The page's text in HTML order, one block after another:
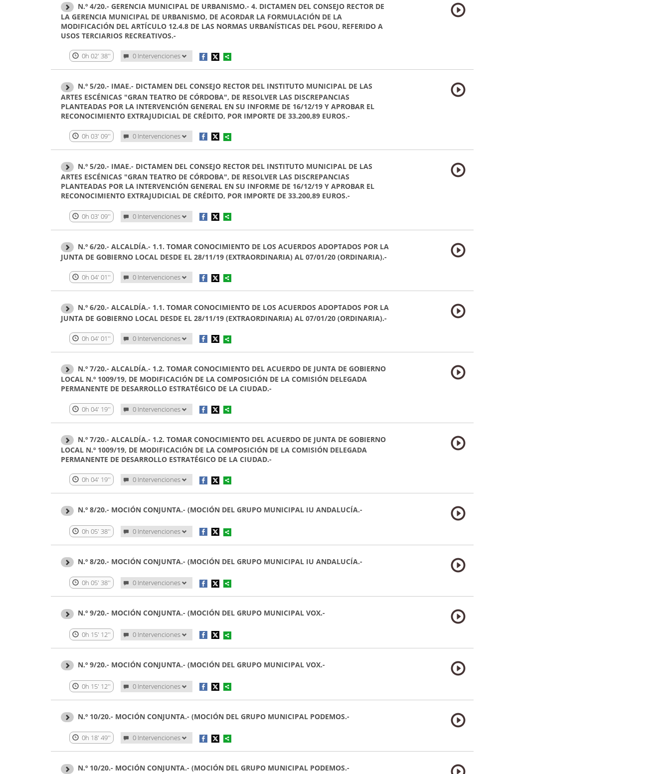
N.º 4/20.- GERENCIA MUNICIPAL DE URBANISMO.- 4. DICTAMEN DEL CONSEJO RECTOR DE
LA GERENCIA MUNICIPAL DE URBANISMO, DE ACORDAR LA FORMULACIÓN DE LA
MODIFICACIÓN DEL ARTÍCULO 12.4.8 DE LAS NORMAS URBANÍSTICAS DEL PGOU, REFERIDO A
USOS TERCIARIOS RECREATIVOS.-
0h 02' 38'' 0 Intervenciones
N.º 5/20.- IMAE.- DICTAMEN DEL CONSEJO RECTOR DEL INSTITUTO MUNICIPAL DE LAS
ARTES ESCÉNICAS "GRAN TEATRO DE CÓRDOBA", DE RESOLVER LAS DISCREPANCIAS
PLANTEADAS POR LA INTERVENCIÓN GENERAL EN SU INFORME DE 16/12/19 Y APROBAR EL
RECONOCIMIENTO EXTRAJUDICIAL DE CRÉDITO, POR IMPORTE DE 33.200,89 EUROS.-
0h 03' 09'' 0 Intervenciones
N.º 5/20.- IMAE.- DICTAMEN DEL CONSEJO RECTOR DEL INSTITUTO MUNICIPAL DE LAS
ARTES ESCÉNICAS "GRAN TEATRO DE CÓRDOBA", DE RESOLVER LAS DISCREPANCIAS
PLANTEADAS POR LA INTERVENCIÓN GENERAL EN SU INFORME DE 16/12/19 Y APROBAR EL
RECONOCIMIENTO EXTRAJUDICIAL DE CRÉDITO, POR IMPORTE DE 33.200,89 EUROS.-
0h 03' 09'' 0 Intervenciones
N.º 6/20.- ALCALDÍA.- 1.1. TOMAR CONOCIMIENTO DE LOS ACUERDOS ADOPTADOS POR LA
JUNTA DE GOBIERNO LOCAL DESDE EL 28/11/19 (EXTRAORDINARIA) AL 07/01/20 (ORDINARIA).-
0h 04' 01'' 0 Intervenciones
N.º 6/20.- ALCALDÍA.- 1.1. TOMAR CONOCIMIENTO DE LOS ACUERDOS ADOPTADOS POR LA
JUNTA DE GOBIERNO LOCAL DESDE EL 28/11/19 (EXTRAORDINARIA) AL 07/01/20 (ORDINARIA).-
0h 04' 01'' 0 Intervenciones
N.º 7/20.- ALCALDÍA.- 1.2. TOMAR CONOCIMIENTO DEL ACUERDO DE JUNTA DE GOBIERNO
LOCAL N.º 1009/19, DE MODIFICACIÓN DE LA COMPOSICIÓN DE LA COMISIÓN DELEGADA
PERMANENTE DE DESARROLLO ESTRATÉGICO DE LA CIUDAD.-
0h 04' 19'' 0 Intervenciones
N.º 7/20.- ALCALDÍA.- 1.2. TOMAR CONOCIMIENTO DEL ACUERDO DE JUNTA DE GOBIERNO
LOCAL N.º 1009/19, DE MODIFICACIÓN DE LA COMPOSICIÓN DE LA COMISIÓN DELEGADA
PERMANENTE DE DESARROLLO ESTRATÉGICO DE LA CIUDAD.-
0h 04' 19'' 0 Intervenciones
N.º 8/20.- MOCIÓN CONJUNTA.- (MOCIÓN DEL GRUPO MUNICIPAL IU ANDALUCÍA.-
0h 05' 38'' 0 Intervenciones
N.º 8/20.- MOCIÓN CONJUNTA.- (MOCIÓN DEL GRUPO MUNICIPAL IU ANDALUCÍA.-
0h 05' 38'' 0 Intervenciones
N.º 9/20.- MOCIÓN CONJUNTA.- (MOCIÓN DEL GRUPO MUNICIPAL VOX.-
0h 15' 12'' 0 Intervenciones
N.º 9/20.- MOCIÓN CONJUNTA.- (MOCIÓN DEL GRUPO MUNICIPAL VOX.-
0h 15' 12'' 0 Intervenciones
N.º 10/20.- MOCIÓN CONJUNTA.- (MOCIÓN DEL GRUPO MUNICIPAL PODEMOS.-
0h 18' 49'' 0 Intervenciones
N.º 10/20.- MOCIÓN CONJUNTA.- (MOCIÓN DEL GRUPO MUNICIPAL PODEMOS.-